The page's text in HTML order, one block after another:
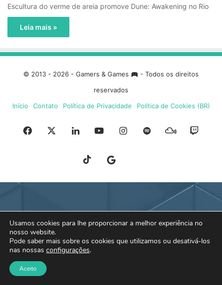
Escultura do verme de areia promove Dune: Awakening no Rio
Leia mais »
© 2013 - 2026 - Gamers & Games
- Todos os direitos
reservados
Início
Contato Política de Privacidade Política de Cookies (BR)
Facebook LinkedinYouTubeInstagram
SpotifyMixcloud
TikTokGoogle
NewsSky
Usamos cookies para lhe proporcionar a melhor experiência no
nosso website.
Pode saber mais sobre os cookies que utilizamos ou desativá-los
nas nossas configurações.
Aceito